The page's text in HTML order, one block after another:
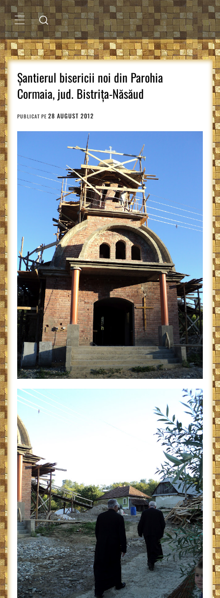
Sari
la
conținutMENIU
PRINCIPAL
Șantierul bisericii noi din Parohia
Cormaia, jud. Bistrița-Năsăud
PUBLICAT PE 28 AUGUST 2012